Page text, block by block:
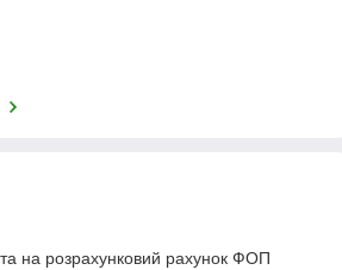
на розрахунковий рахунок ФОП